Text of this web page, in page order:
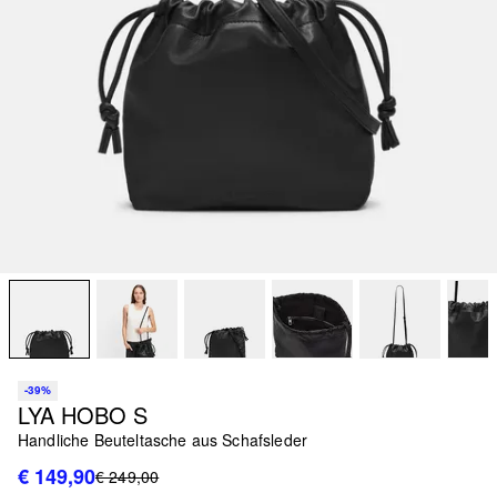
-39%
LYA HOBO S
Handliche Beuteltasche aus Schafsleder
€ 149,90€ 249,00